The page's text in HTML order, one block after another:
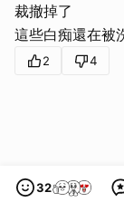
裁撤掉了
這些白痴還在被
2 4
32